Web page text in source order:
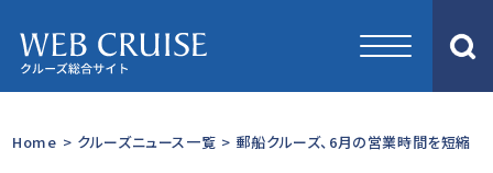
Home > クルーズニュース一覧 > 郵船クルーズ、6月の営業時間を短縮